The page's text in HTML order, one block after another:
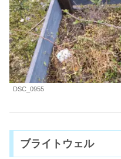
DSC_0955
ブライトウェル